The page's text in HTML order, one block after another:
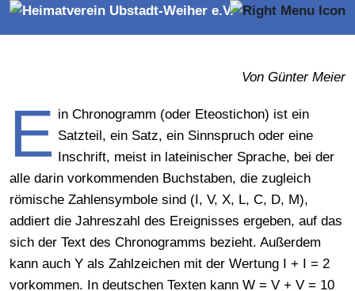
Von Günter Meier
E in Chronogramm (oder Eteostichon) ist ein
Satzteil, ein Satz, ein Sinnspruch oder eine
Inschrift, meist in lateinischer Sprache, bei der
alle darin vorkommenden Buchstaben, die zugleich
römische Zahlensymbole sind (I, V, X, L, C, D, M),
addiert die Jahreszahl des Ereignisses ergeben, auf das
sich der Text des Chronogramms bezieht. Außerdem
kann auch Y als Zahlzeichen mit der Wertung I + I = 2
vorkommen. In deutschen Texten kann W = V + V = 10